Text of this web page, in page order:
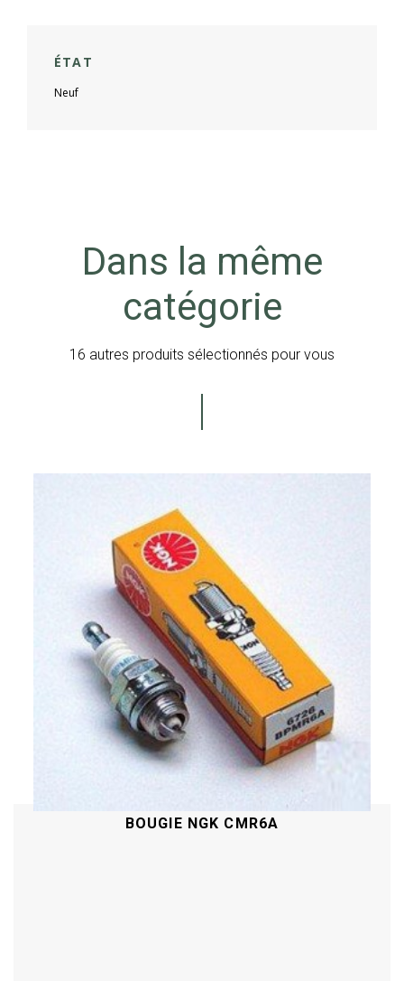
ÉTAT
Neuf
Dans la même
catégorie
16 autres produits sélectionnés pour vous
BOUGIE NGK CMR6A